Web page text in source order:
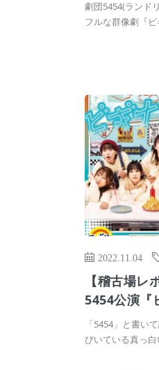
劇団5454(ランド
フルな群像劇『
2022.11.04
【稽古場レ
5454公演『
「5454」と書い
びいている真っ